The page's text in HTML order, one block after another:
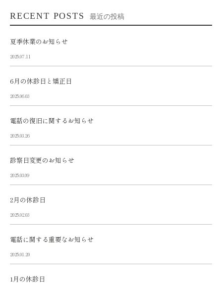
RECENT POSTS 最近の投稿
夏季休業のお知らせ
2025.07.11
6月の休診日と矯正日
2025.06.03
電話の復旧に関するお知らせ
2025.03.26
診察日変更のお知らせ
2025.03.09
2月の休診日
2025.02.03
電話に関する重要なお知らせ
2025.01.20
1月の休診日